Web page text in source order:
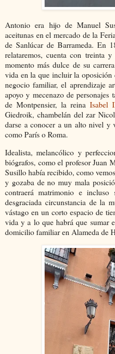
Antonio era hijo de Manuel
aceitunas en el mercado de la
de Sanlúcar de Barrameda. En
relataremos, cuenta con treinta
momento más dulce de su
vida en la que incluir la oposición
negocio familiar, el aprendizaje
apoyo y mecenazo de personajes
de Montpensier, la reina Isabel
Giedroik, chambelán del zar
darse a conocer a un alto nivel y
como París o Roma.
Idealista, melancólico y
biógrafos, como el profesor Juan
Susillo había recibido, como
y gozaba de no muy mala
contraerá matrimonio e
desgraciada circunstancia de la
vástago en un corto espacio de
vida y a lo que habrá que sumar
domicilio familiar en Alameda de